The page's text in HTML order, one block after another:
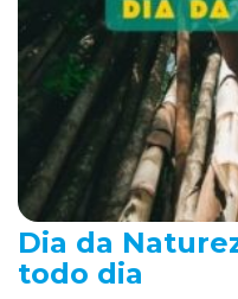
Dia da
todo dia